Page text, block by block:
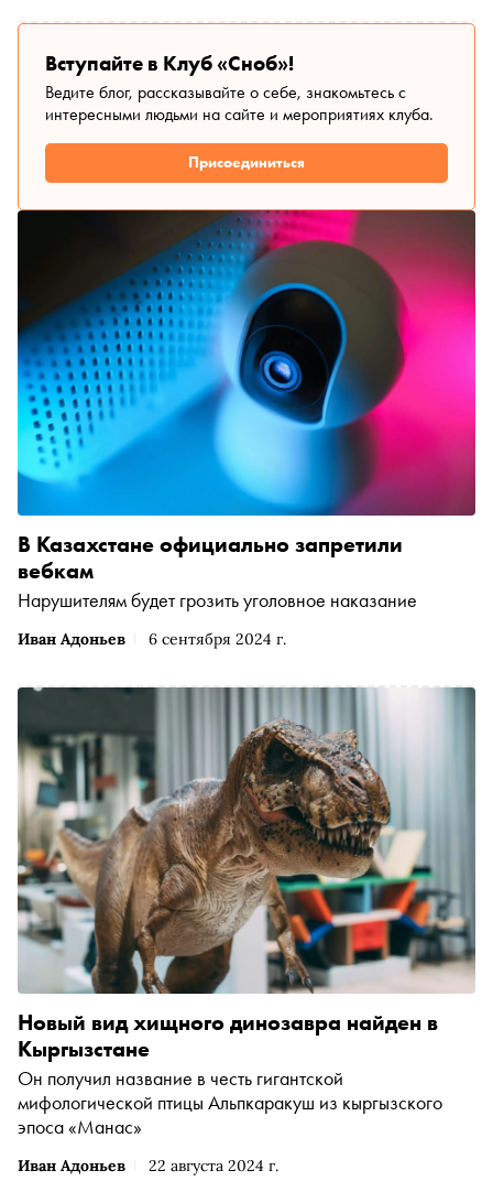
Вступайте в Клуб «Сноб»!
Ведите блог, рассказывайте о себе, знакомьтесь с
интересными людьми на сайте и мероприятиях клуба.
Присоединиться
Иван Адоньев 6 сентября 2024 г.
В Казахстане официально запретили
вебкам
Нарушителям будет грозить уголовное наказание
Иван Адоньев 22 августа 2024 г.
Новый вид хищного динозавра найден в
Кыргызстане
Он получил название в честь гигантской
мифологической птицы Альпкаракуш из кыргызского
эпоса «Манас»